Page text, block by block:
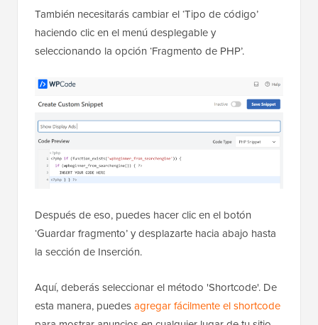
También necesitarás cambiar el ‘Tipo de código’
haciendo clic en el menú desplegable y
seleccionando la opción ‘Fragmento de PHP’.
Después de eso, puedes hacer clic en el botón
‘Guardar fragmento’ y desplazarte hacia abajo hasta
la sección de Inserción.
Aquí, deberás seleccionar el método 'Shortcode'. De
esta manera, puedesagregar fácilmente el shortcode